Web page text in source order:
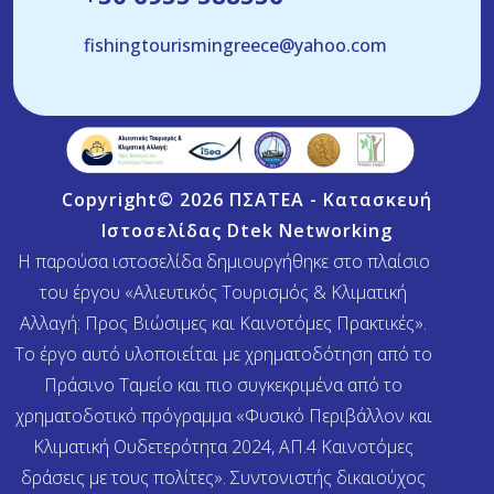
fishingtourismingreece@yahoo.com
Copyright© 2026 ΠΣΑΤΕΑ - Κατασκευή
Ιστοσελίδας Dtek Networking
Η παρούσα ιστοσελίδα δημιουργήθηκε στο πλαίσιο
του έργου «Αλιευτικός Τουρισμός & Κλιματική
Αλλαγή: Προς Βιώσιμες και Καινοτόμες Πρακτικές».
Το έργο αυτό υλοποιείται με χρηματοδότηση από το
Πράσινο Ταμείο και πιο συγκεκριμένα από το
χρηματοδοτικό πρόγραμμα «Φυσικό Περιβάλλον και
Κλιματική Ουδετερότητα 2024, ΑΠ.4 Καινοτόμες
δράσεις με τους πολίτες». Συντονιστής δικαιούχος